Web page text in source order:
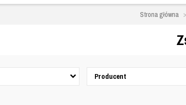
Strona główna
Producent